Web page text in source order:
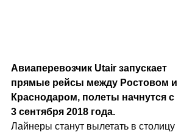
Авиаперевозчик Utair запускает
прямые рейсы между Ростовом и
Краснодаром, полеты начнутся с
3 сентября 2018 года.
Лайнеры станут вылетать в столицу